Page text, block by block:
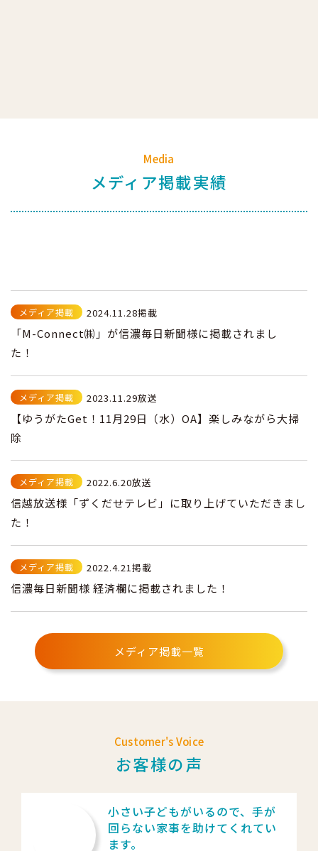
Media
メディア掲載実績
メディア掲載 2024.11.28掲載
「M-Connect㈱」が信濃毎日新聞様に掲載されまし
た！
メディア掲載 2023.11.29放送
【ゆうがたGet！11月29日（水）OA】楽しみながら大掃
除
メディア掲載 2022.6.20放送
信越放送様「ずくだせテレビ」に取り上げていただきまし
た！
メディア掲載 2022.4.21掲載
信濃毎日新聞様 経済欄に掲載されました！
メディア掲載一覧
Customer's Voice
お客様の声
小さい子どもがいるので、手が
回らない家事を助けてくれてい
ます。